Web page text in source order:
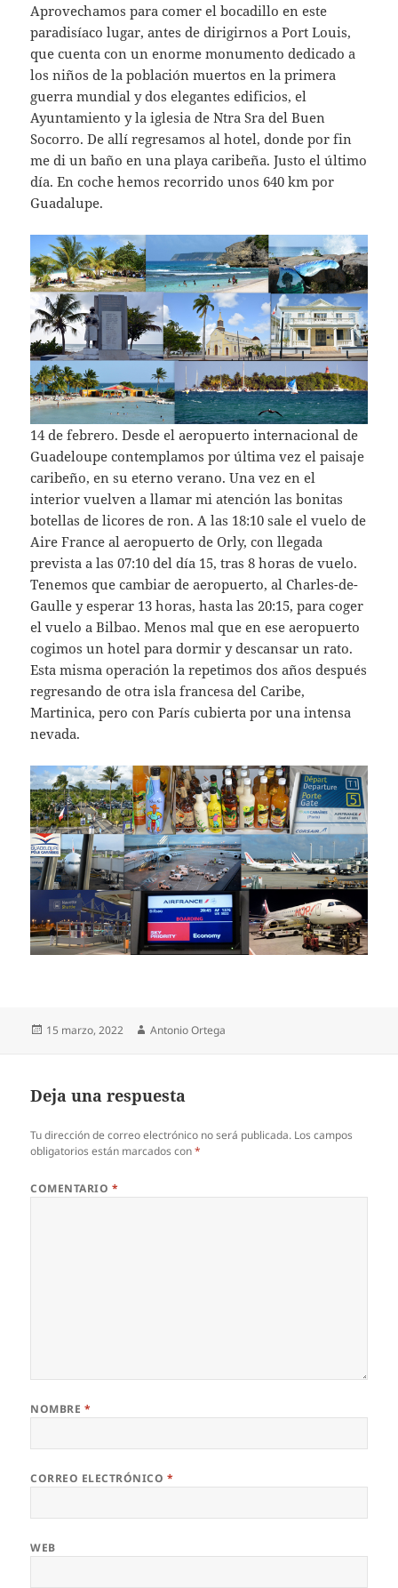
Aprovechamos para comer el bocadillo en este
paradisíaco lugar, antes de dirigirnos a Port Louis,
que cuenta con un enorme monumento dedicado a
los niños de la población muertos en la primera
guerra mundial y dos elegantes edificios, el
Ayuntamiento y la iglesia de Ntra Sra del Buen
Socorro. De allí regresamos al hotel, donde por fin
me di un baño en una playa caribeña. Justo el último
día. En coche hemos recorrido unos 640 km por
Guadalupe.
14 de febrero. Desde el aeropuerto internacional de
Guadeloupe contemplamos por última vez el paisaje
caribeño, en su eterno verano. Una vez en el
interior vuelven a llamar mi atención las bonitas
botellas de licores de ron. A las 18:10 sale el vuelo de
Aire France al aeropuerto de Orly, con llegada
prevista a las 07:10 del día 15, tras 8 horas de vuelo.
Tenemos que cambiar de aeropuerto, al Charles-de-
Gaulle y esperar 13 horas, hasta las 20:15, para coger
el vuelo a Bilbao. Menos mal que en ese aeropuerto
cogimos un hotel para dormir y descansar un rato.
Esta misma operación la repetimos dos años después
regresando de otra isla francesa del Caribe,
Martinica, pero con París cubierta por una intensa
nevada.
Publicado
15 marzo, 2022 Autor
Antonio Ortega
Deja una respuesta
Tu dirección de correo electrónico no será publicada. Los campos
obligatorios están marcados con*
COMENTARIO *
NOMBRE *
CORREO ELECTRÓNICO *
WEB